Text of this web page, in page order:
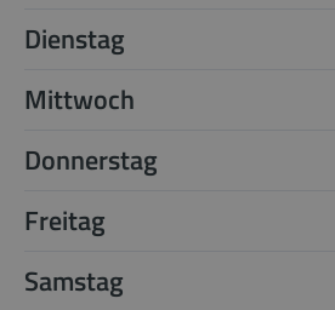
Dienstag
Mittwoch
Donnerstag
Freitag
Samstag